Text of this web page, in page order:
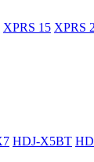
XPRS 15 XPRS
HDJ-X5BT